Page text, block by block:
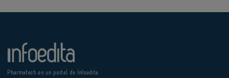
Pharmatech es un portal de Infoedita